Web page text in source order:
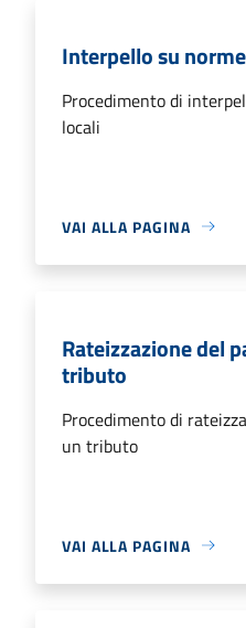
Interpello su
Procedimento di
locali
VAI ALLA PAGINA
Rateizzazione del
tributo
Procedimento di
un tributo
VAI ALLA PAGINA